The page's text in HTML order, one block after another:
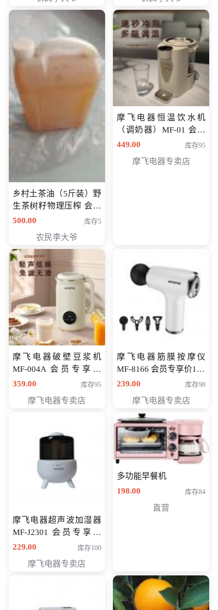
乡村土茶油（5斤装）野
生茶树籽物理压榨 会员
专享价400元
500.00 库存5
农民李大爷
摩飞电器恒温饮水机
（调奶器）MF-01 会员
专享价366元
449.00 库存95
摩飞电器专卖店
摩飞电器破壁豆浆机
MF-004A 会员专享价
168元
359.00 库存95
摩飞电器专卖店
摩飞电器筋膜按摩仪
MF-8166 会员专享价168
元
239.00 库存98
摩飞电器专卖店
摩飞电器超声波加湿器
MF-J2301 会员专享价
168元
229.00 库存100
摩飞电器专卖店
多功能早餐机
198.00
库存84
直营